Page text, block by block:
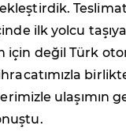
ilk yolcu
için değil Türk
ulaşımın